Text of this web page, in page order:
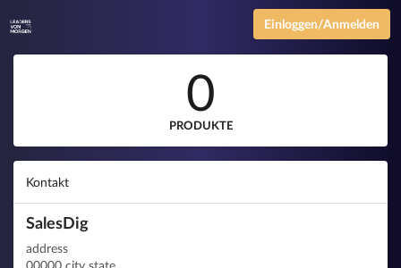
Einloggen/Anmelden
0
PRODUKTE
Kontakt
SalesDig
address